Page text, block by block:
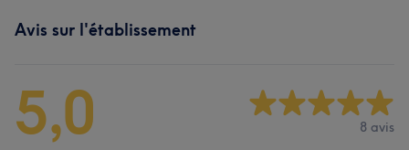
Avis sur l'établissement
5,0 8 avis